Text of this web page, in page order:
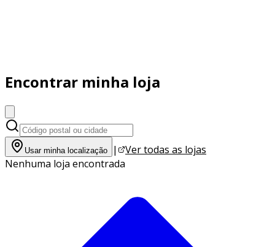
Encontrar minha loja
Usar minha localização |
Ver todas as lojas
Nenhuma loja encontrada